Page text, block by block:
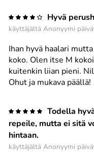
Hyvä
käyttäjältä Anonyymi
Ihan hyvä haalari
koko. Olen itse M
kuitenkin liian pieni.
Ohut ja mukava päällä!
Todella
repeile, mutta ei sitä
hintaan.
käyttäjältä Anonyymi